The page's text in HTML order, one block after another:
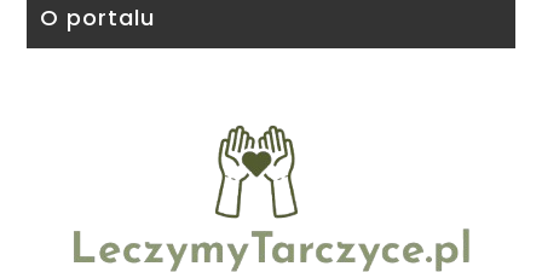
O portalu